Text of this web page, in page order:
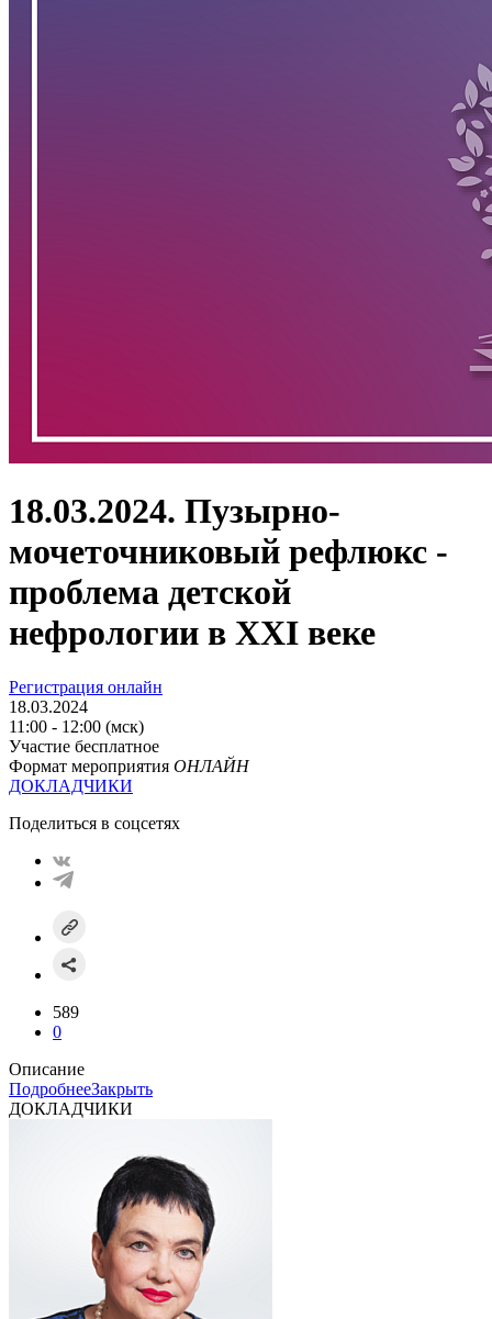
18.03.2024. Пузырно-
мочеточниковый рефлюкс -
проблема детской
нефрологии в XXI веке
Регистрация онлайн
18.03.2024
11:00 - 12:00 (мск)
Участие бесплатное
Формат мероприятия ОНЛАЙН
ДОКЛАДЧИКИ
Поделиться в соцсетях
589
0
Описание
ПодробнееЗакрыть
ДОКЛАДЧИКИ